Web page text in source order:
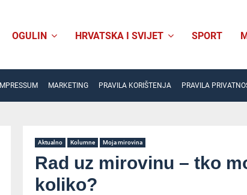
OGULIN HRVATSKA I SVIJET SPORT
IMPRESSUM MARKETING PRAVILA KORIŠTENJA PRAVILA
Aktualno Kolumne Moja mirovina
Rad uz mirovinu – tko
koliko?